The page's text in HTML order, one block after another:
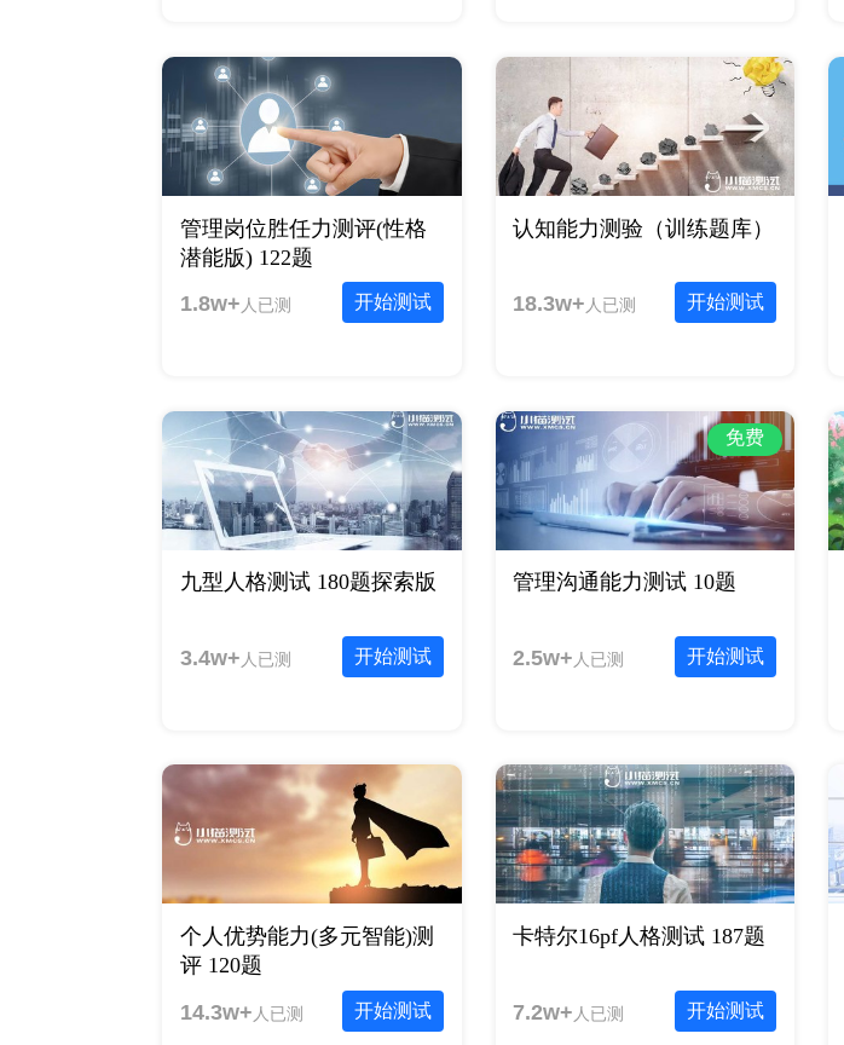
管理岗位胜任力测评(性格
潜能版) 122题
开始测试
1.8w+ 人已测
认知能力测验（训练题库）
开始测试
18.3w+ 人已测
九型人格测试 180题探索版
开始测试
3.4w+ 人已测
免费
管理沟通能力测试 10题
开始测试
2.5w+ 人已测
个人优势能力(多元智能)测
评 120题
开始测试
14.3w+ 人已测
卡特尔16pf人格测试 187题
开始测试
7.2w+ 人已测